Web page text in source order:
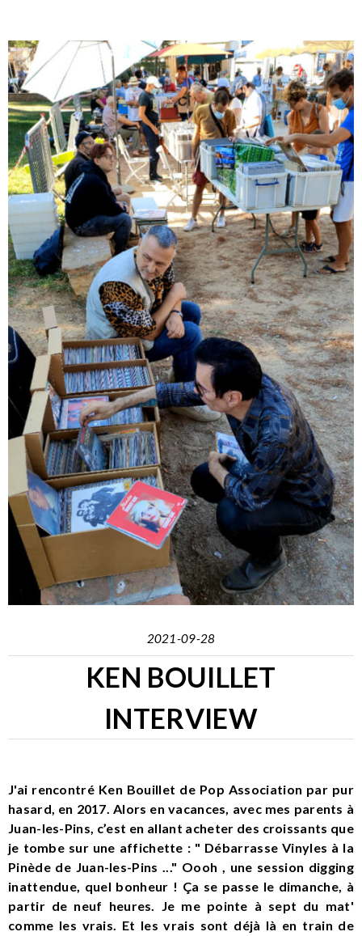
2021-09-28
KEN BOUILLET
INTERVIEW
J'ai rencontré Ken Bouillet de Pop Association par pur
hasard, en 2017. Alors en vacances, avec mes parents à
Juan-les-Pins, c’est en allant acheter des croissants que
je tombe sur une affichette : " Débarrasse Vinyles à la
Pinède de Juan-les-Pins ..." Oooh , une session digging
inattendue, quel bonheur ! Ça se passe le dimanche, à
partir de neuf heures. Je me pointe à sept du mat'
comme les vrais. Et les vrais sont déjà là en train de